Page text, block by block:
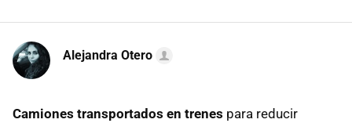
Alejandra Otero
Camiones transportados en trenes para reducir